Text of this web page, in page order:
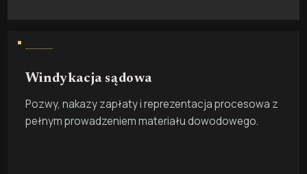
Windykacja sądowa
Pozwy, nakazy zapłaty i reprezentacja procesowa z
pełnym prowadzeniem materiału dowodowego.